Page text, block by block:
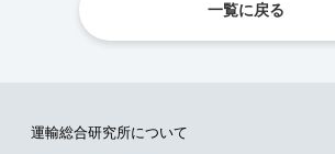
一覧に戻る
運輸総合研究所について